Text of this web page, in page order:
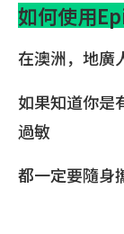
如何使用
在澳洲，地廣
如果知道你是
過敏
都一定要隨身